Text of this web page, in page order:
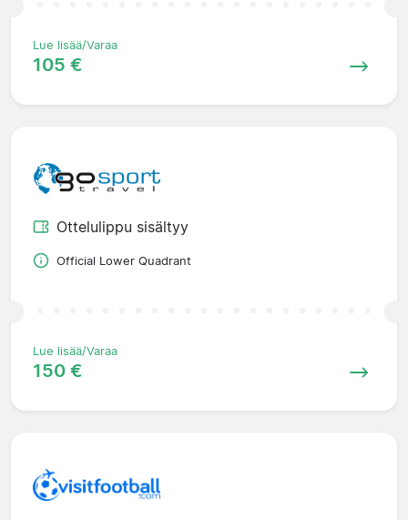
Lue lisää/Varaa
105 €
Ottelulippu sisältyy
Official Lower Quadrant
Lue lisää/Varaa
150 €